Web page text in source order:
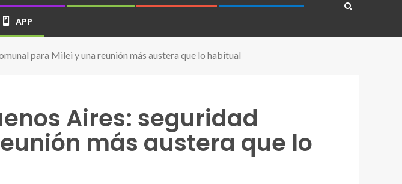
APP
para Milei y una reunión más austera que lo habitual
Aires: seguridad
más austera que lo